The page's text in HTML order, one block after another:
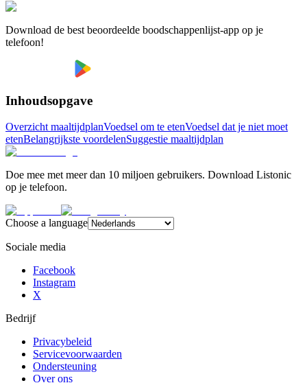
Download de best beoordeelde boodschappenlijst-app op je
telefoon!
Inhoudsopgave
Overzicht maaltijdplanVoedsel om te etenVoedsel dat je niet moet
etenBelangrijkste voordelenSuggestie maaltijdplan
Doe mee met meer dan 10 miljoen gebruikers. Download Listonic
op je telefoon.
Choose a language
Sociale media
Facebook
Instagram
X
Bedrijf
Privacybeleid
Servicevoorwaarden
Ondersteuning
Over ons